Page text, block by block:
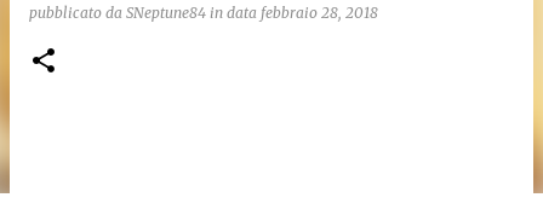
pubblicato da SNeptune84 in data febbraio 28, 2018